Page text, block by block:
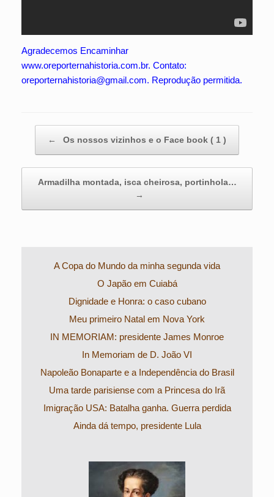
Agradecemos Encaminhar
www.oreporternahistoria.com.br. Contato:
oreporternahistoria@gmail.com. Reprodução permitida.
← Os nossos vizinhos e o Face book ( 1 )
Armadilha montada, isca cheirosa, portinhola…
→
A Copa do Mundo da minha segunda vida
O Japão em Cuiabá
Dignidade e Honra: o caso cubano
Meu primeiro Natal em Nova York
IN MEMORIAM: presidente James Monroe
In Memoriam de D. João VI
Napoleão Bonaparte e a Independência do Brasil
Uma tarde parisiense com a Princesa do Irã
Imigração USA: Batalha ganha. Guerra perdida
Ainda dá tempo, presidente Lula